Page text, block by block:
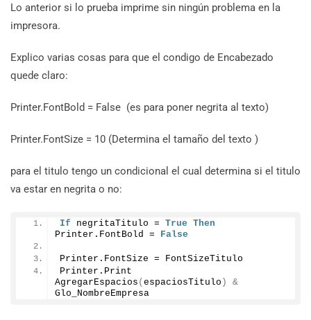
Lo anterior si lo prueba imprime sin ningún problema en la
impresora.
Explico varias cosas para que el condigo de Encabezado
quede claro:
Printer.FontBold = False (es para poner negrita al texto)
Printer.FontSize = 10 (Determina el tamaño del texto )
para el titulo tengo un condicional el cual determina si el titulo
va estar en negrita o no:
If negritaTitulo = True Then
Printer. FontBold = False
Printer. FontSize = FontSizeTitulo
Printer. Print
AgregarEspacios (espaciosTitulo )
&
Glo_NombreEmpresa